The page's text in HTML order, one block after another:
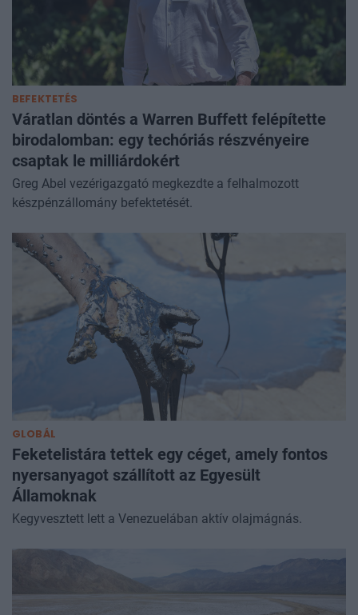
BEFEKTETÉS
Váratlan döntés a Warren Buffett felépítette
birodalomban: egy techóriás részvényeire
csaptak le milliárdokért
Greg Abel vezérigazgató megkezdte a felhalmozott
készpénzállomány befektetését.
GLOBÁL
Feketelistára tettek egy céget, amely fontos
nyersanyagot szállított az Egyesült
Államoknak
Kegyvesztett lett a Venezuelában aktív olajmágnás.